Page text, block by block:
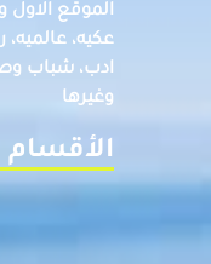
الموقع الاول
عكيه،
ادب، شباب
وغيرها
الأقسام